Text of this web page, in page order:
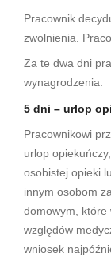
Pracownik
zwolnienia.
Za te dwa dni
wynagrodzenia.
5 dni – urlop
Pracownikowi
urlop
osobistej opieki
innym osobom
domowym, które
względów
wniosek